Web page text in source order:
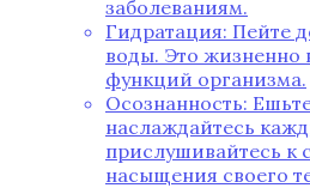
заболеваниям.
Гидратация: Пейте
воды. Это жизненно
функций организма.
Осознанность:
наслаждайтесь
прислушивайтесь к
насыщения своего